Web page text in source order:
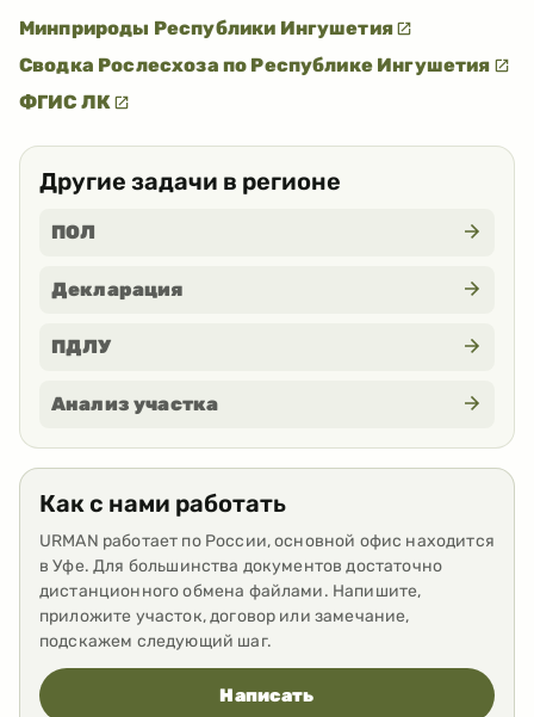
Минприроды Республики Ингушетия
Сводка Рослесхоза по Республике Ингушетия
ФГИС ЛК
Другие задачи в регионе
ПОЛ
Декларация
ПДЛУ
Анализ участка
Как с нами работать
URMAN работает по России, основной офис находится
в Уфе. Для большинства документов достаточно
дистанционного обмена файлами. Напишите,
приложите участок, договор или замечание,
подскажем следующий шаг.
Написать